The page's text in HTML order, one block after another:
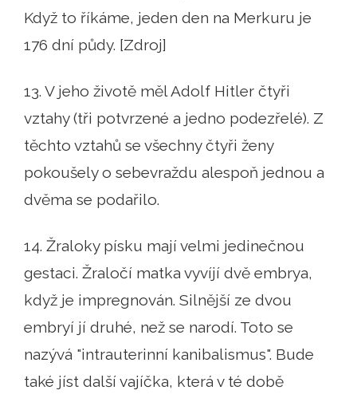
Když to říkáme, jeden den na Merkuru je
176 dní půdy. [Zdroj]
13. V jeho životě měl Adolf Hitler čtyři
vztahy (tři potvrzené a jedno podezřelé). Z
těchto vztahů se všechny čtyři ženy
pokoušely o sebevraždu alespoň jednou a
dvěma se podařilo.
14. Žraloky písku mají velmi jedinečnou
gestaci. Žraločí matka vyvíjí dvě embrya,
když je impregnován. Silnější ze dvou
embryí jí druhé, než se narodí. Toto se
nazývá "intrauterinní kanibalismus". Bude
také jíst další vajíčka, která v té době